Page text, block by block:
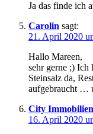
Ja das finde ich
Carolin sagt:
21. April 2020
Hallo Mareen,
sehr gerne ;) Ich
Steinsalz da,
aufgebraucht …
City
16. April 2020